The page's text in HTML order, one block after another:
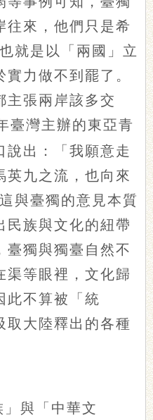
往來，他們只是希
就是以「兩國」立
力做不到罷了。
主張兩岸該多交
臺灣主辦的東亞青
說出：「我願意走
英九之流，也向來
與臺獨的意見本質
民族與文化的紐帶
臺獨與獨臺自然不
渠等眼裡，文化歸
此不算被「統
取大陸釋出的各種
與「中華文